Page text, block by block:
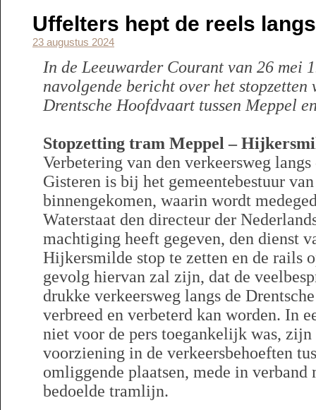
Uffelters hept de reels
23 augustus 2024
In de Leeuwarder Courant van 26 mei
navolgende bericht over het stopzetten
Drentsche Hoofdvaart tussen Meppel
Stopzetting tram Meppel –
Verbetering van den verkeersweg
Gisteren is bij het gemeentebestuur
binnengekomen, waarin wordt
Waterstaat den directeur der
machtiging heeft gegeven, den dienst
Hijkersmilde stop te zetten en de rails
gevolg hiervan zal zijn, dat de
drukke verkeersweg langs de
verbreed en verbeterd kan worden. In
niet voor de pers toegankelijk was,
voorziening in de verkeersbehoeften
omliggende plaatsen, mede in
bedoelde tramlijn.